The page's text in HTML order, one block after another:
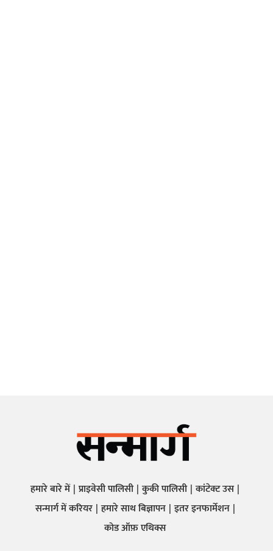
हमारे बारे में प्राइवेसी पालिसी कुकी पालिसी कांटेक्ट उस
सन्मार्ग में करियर हमारे साथ बिज्ञापन इतर इनफार्मेशन
कोड ऑफ़ एथिक्स